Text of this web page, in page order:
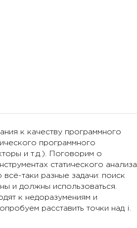
к качеству программного
программного
и т.д.). Поговорим о
статического анализа
таки разные задачи: поиск
и должны использоваться.
к недоразумениям и
расставить точки над i.